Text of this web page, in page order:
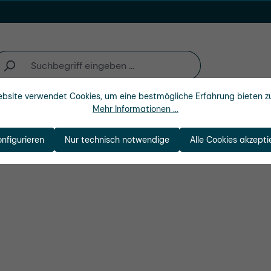
Unternehmen
verwendet Cookies, um eine bestmögliche Erfahrung bieten
Mehr Informationen ...
Nur technisch notwendige Alle Cookies